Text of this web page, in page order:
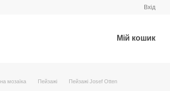
Вхід
Мій кошик
мозаїка Пейзажі Пейзажі Josef Otten